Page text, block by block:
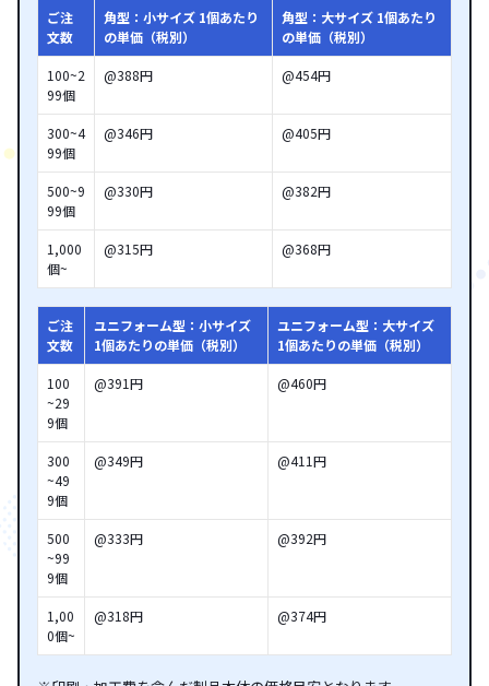
ご注
文数
角型：小サイズ 1個あたり
の単価（税別）
角型：大サイズ 1個あたり
の単価（税別）
100~2
99個
@388円 @454円
300~4
99個
@346円 @405円
500~9
99個
@330円 @382円
1,000
個~
@315円 @368円
ご注
文数
ユニフォーム型：小サイズ
1個あたりの単価（税別）
ユニフォーム型：大サイズ
1個あたりの単価（税別）
100
~29
9個
@391円 @460円
300
~49
9個
@349円 @411円
500
~99
9個
@333円 @392円
1,00
0個~
@318円 @374円